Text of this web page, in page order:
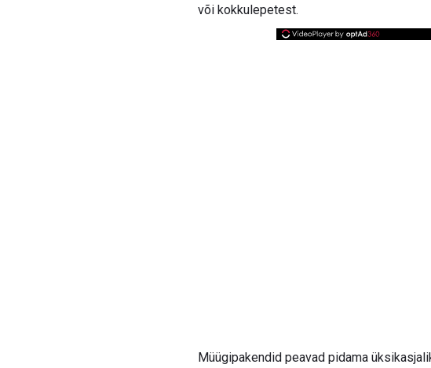
või kokkulepetest.
Müügipakendid peavad pidama